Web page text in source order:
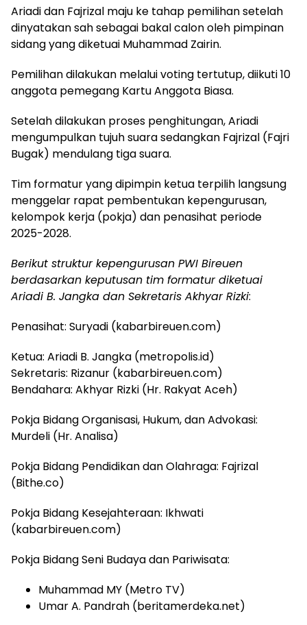
Ariadi dan Fajrizal maju ke tahap pemilihan setelah
dinyatakan sah sebagai bakal calon oleh pimpinan
sidang yang diketuai Muhammad Zairin.
Pemilihan dilakukan melalui voting tertutup, diikuti 10
anggota pemegang Kartu Anggota Biasa.
Setelah dilakukan proses penghitungan, Ariadi
mengumpulkan tujuh suara sedangkan Fajrizal (Fajri
Bugak) mendulang tiga suara.
Tim formatur yang dipimpin ketua terpilih langsung
menggelar rapat pembentukan kepengurusan,
kelompok kerja (pokja) dan penasihat periode
2025-2028.
Berikut struktur kepengurusan PWI Bireuen
berdasarkan keputusan tim formatur diketuai
Ariadi B. Jangka dan Sekretaris Akhyar Rizki:
Penasihat: Suryadi (kabarbireuen.com)
Ketua: Ariadi B. Jangka (metropolis.id)
Sekretaris: Rizanur (kabarbireuen.com)
Bendahara: Akhyar Rizki (Hr. Rakyat Aceh)
Pokja Bidang Organisasi, Hukum, dan Advokasi:
Murdeli (Hr. Analisa)
Pokja Bidang Pendidikan dan Olahraga: Fajrizal
(Bithe.co)
Pokja Bidang Kesejahteraan: Ikhwati
(kabarbireuen.com)
Pokja Bidang Seni Budaya dan Pariwisata:
Muhammad MY (Metro TV)
Umar A. Pandrah (beritamerdeka.net)